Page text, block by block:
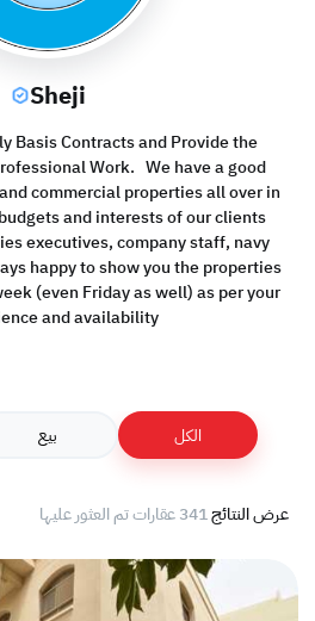
Sheji
Basis Contracts and Provide the
Work. We have a good
commercial properties all over in
and interests of our clients
executives, company staff, navy
happy to show you the properties
(even Friday as well) as per your
and availability.
الكل بيع
عرض النتائج341 عقارات تم العثور عليها